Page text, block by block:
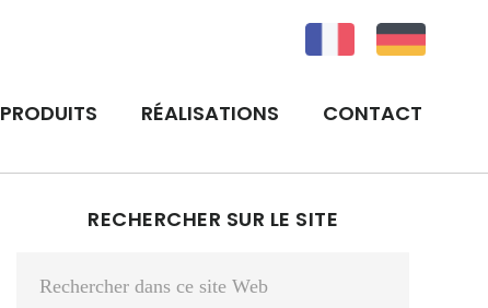
PRODUITS RÉALISATIONS CONTACT
BARRE
PRINCIPALE
RECHERCHER SUR LE SITE
dans